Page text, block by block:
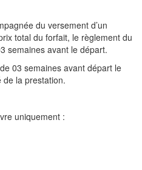
du versement d’un
total du forfait, le règlement du
semaines avant le départ.
03 semaines avant départ le
de la prestation.
uniquement :